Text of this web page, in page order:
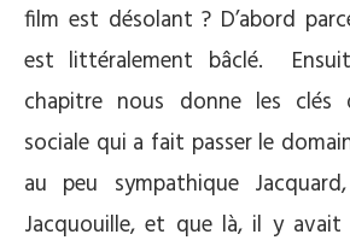
film est désolant ? D’abord
est littéralement bâclé.
chapitre nous donne les
sociale qui a fait passer le
au peu sympathique
Jacquouille, et que là, il y